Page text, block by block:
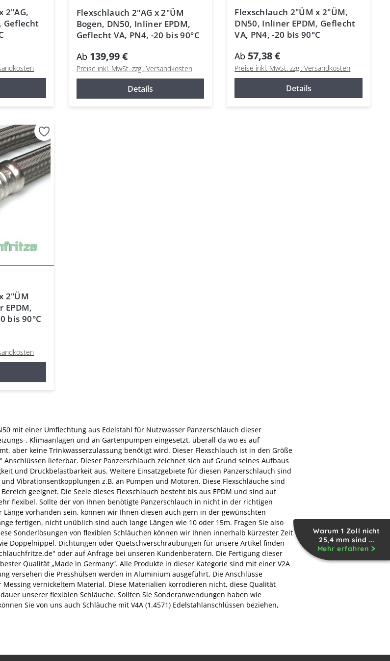
Warum 1 Zoll nicht
25,4 mm sind ...
Mehr erfahren
2"AG,
Geflecht
Flexschlauch 2"AG x 2"ÜM
Bogen, DN50, Inliner EPDM,
Geflecht VA, PN4, -20 bis 90°C
Ab 139,99 €
Preise inkl. MwSt. zzgl. Versandkosten
Details
Flexschlauch 2"ÜM x 2"ÜM,
DN50, Inliner EPDM, Geflecht
VA, PN4, -20 bis 90°C
Ab 57,38 €
Preise inkl. MwSt. zzgl. Versandkosten
Details
2"ÜM
EPDM,
bis 90°C
mit einer Umflechtung aus Edelstahl für Nutzwasser Panzerschlauch dieser
, Klimaanlagen und an Gartenpumpen eingesetzt, überall da wo es auf
aber keine Trinkwasserzulassung benötigt wird. Dieser Flexschlauch ist in den Größe
Anschlüssen lieferbar. Dieser Panzerschlauch zeichnet sich auf Grund seines Aufbaus
und Druckbelastbarkeit aus. Weitere Einsatzgebiete für diesen Panzerschlauch sind
Vibrationsentkopplungen z.B. an Pumpen und Motoren. Diese Flexschläuche sind
geeignet. Die Seele dieses Flexschlauch besteht bis aus EPDM und sind auf
flexibel. Sollte der von Ihnen benötigte Panzerschlauch in nicht in der richtigen
Länge vorhanden sein, können wir Ihnen diesen auch gern in der gewünschten
fertigen, nicht unüblich sind auch lange Längen wie 10 oder 15m. Fragen Sie also
Sonderlösungen von flexiblen Schläuchen können wir Ihnen innerhalb kürzester Zeit
Doppelnippel, Dichtungen oder Quetschverschraubungen für unsere Artikel finden
oder auf Anfrage bei unseren Kundenberatern. Die Fertigung dieser
Qualität „Made in Germany“. Alle Produkte in dieser Kategorie sind mit einer V2A
versehen die Presshülsen werden in Aluminium ausgeführt. Die Anschlüsse
Messing vernickeltem Material. Diese Materialien korrodieren nicht, diese Qualität
unserer flexiblen Schläuche. Sollten Sie Sonderanwendungen haben wie
Sie von uns auch Schläuche mit V4A (1.4571) Edelstahlanschlüssen beziehen,